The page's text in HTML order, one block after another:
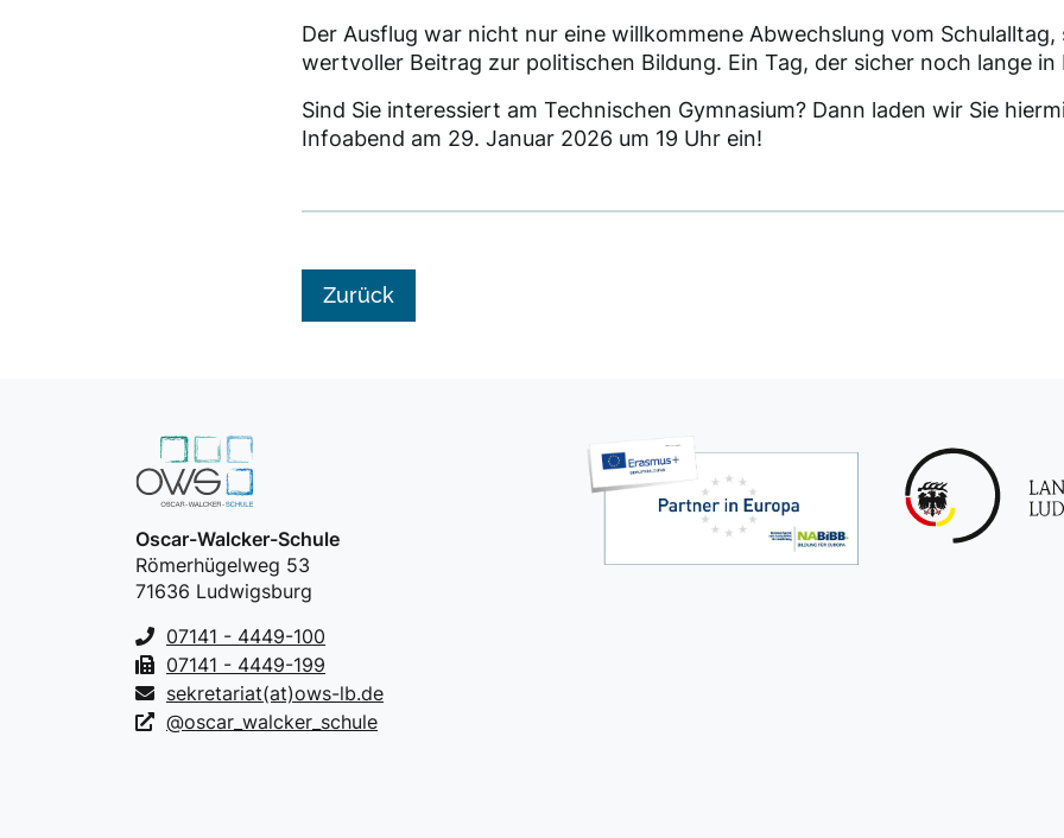
Der Ausflug war nicht nur eine willkommene Abwechslung vom Schulalltag,
wertvoller Beitrag zur politischen Bildung. Ein Tag, der sicher noch lange in
Sind Sie interessiert am Technischen Gymnasium? Dann laden wir Sie
Infoabend am 29. Januar 2026 um 19 Uhr ein!
Zurück
Oscar-Walcker-Schule
Römerhügelweg 53
71636 Ludwigsburg
07141 - 4449-100
07141 - 4449-199
sekretariat(at)ows-lb.de
@oscar_walcker_schule